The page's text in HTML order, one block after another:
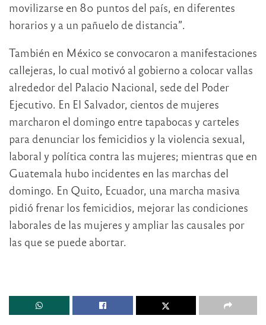
movilizarse en 80 puntos del país, en diferentes
horarios y a un pañuelo de distancia”.
También en México se convocaron a manifestaciones
callejeras, lo cual motivó al gobierno a colocar vallas
alrededor del Palacio Nacional, sede del Poder
Ejecutivo. En El Salvador, cientos de mujeres
marcharon el domingo entre tapabocas y carteles
para denunciar los femicidios y la violencia sexual,
laboral y política contra las mujeres; mientras que en
Guatemala hubo incidentes en las marchas del
domingo. En Quito, Ecuador, una marcha masiva
pidió frenar los femicidios, mejorar las condiciones
laborales de las mujeres y ampliar las causales por
las que se puede abortar.